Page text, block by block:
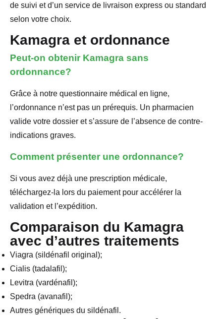
de suivi et d’un service de livraison express ou standard
selon votre choix.
Kamagra et ordonnance
Peut-on obtenir Kamagra sans
ordonnance?
Grâce à notre questionnaire médical en ligne,
l’ordonnance n’est pas un prérequis. Un pharmacien
valide votre dossier et s’assure de l’absence de contre-
indications graves.
Comment présenter une ordonnance?
Si vous avez déjà une prescription médicale,
téléchargez-la lors du paiement pour accélérer la
validation et l’expédition.
Comparaison du Kamagra
avec d’autres traitements
Viagra (sildénafil original);
Cialis (tadalafil);
Levitra (vardénafil);
Spedra (avanafil);
Autres génériques du sildénafil.